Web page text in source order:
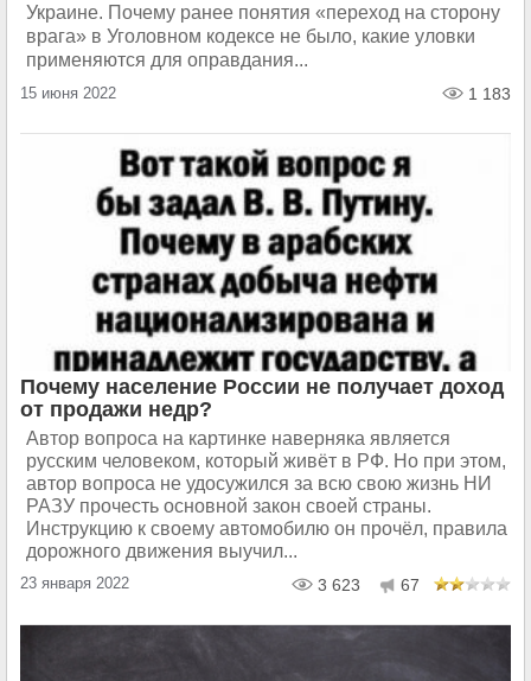
Украине. Почему ранее понятия «переход на сторону
врага» в Уголовном кодексе не было, какие уловки
применяются для оправдания...
15 июня 2022 1 183
Почему население России не получает доход
от продажи недр?
Автор вопроса на картинке наверняка является
русским человеком, который живёт в РФ. Но при этом,
автор вопроса не удосужился за всю свою жизнь НИ
РАЗУ прочесть основной закон своей страны.
Инструкцию к своему автомобилю он прочёл, правила
дорожного движения выучил...
23 января 2022 3 623 67